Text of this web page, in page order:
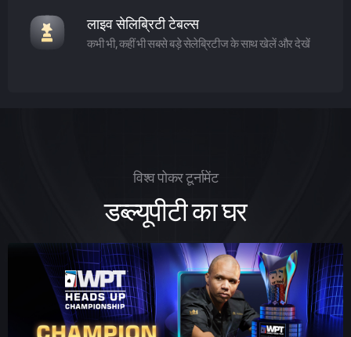
लाइव सेलिब्रिटी टेबल्स
कभी भी, कहीं भी सबसे बड़े सेलेब्रिटीज के साथ खेलें और देखें
विश्व पोकर टूर्नामेंट
डब्ल्यूपीटी का घर